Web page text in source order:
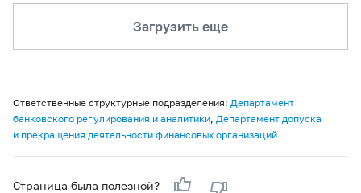
Загрузить еще
Ответственные структурные подразделения: Департамент
банковского регулирования и аналитики, Департамент допуска
и прекращения деятельности финансовых организаций
Страница была полезной?